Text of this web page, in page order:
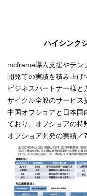
ハイシンク
mcframe導入支援やテン
開発等の実績を積み上げ
ビジネスパートナー様と
サイクル全般のサービス
中国オフショアと日本国
ており、オフショアの持
オフショア開発の実績／